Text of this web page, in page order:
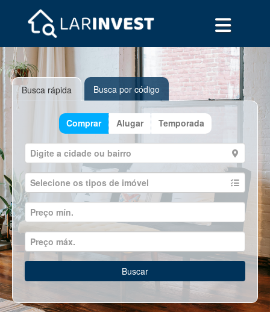
Busca rápida Busca por código
Comprar Alugar Temporada